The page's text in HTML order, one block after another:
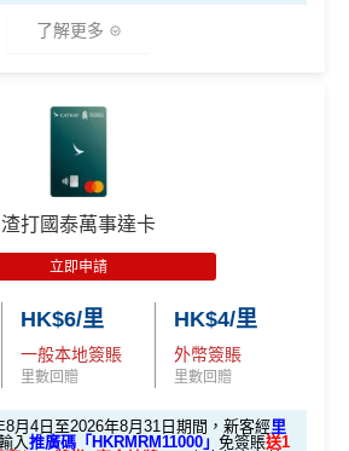
了解更多
迎新
月1日至8月31日
里先生申請中銀Cheers Card，並於
賬滿HK$100，額外送$500⾥先⽣
Store禮品卡/ 超市現⾦券)
MrMiles.hk/boc-cheers-apply
boc-cheers-form/
form先有額外獎賞㗎！
渣打國泰萬事達卡
立即申請
HK$6/里
一般本地簽賬
里數回贈
HK$4/里
外幣簽賬
里數回贈
8月4日至2026年8月31日期間，新客經里
入 推廣碼「HKRMRM11000」 免簽賬送1